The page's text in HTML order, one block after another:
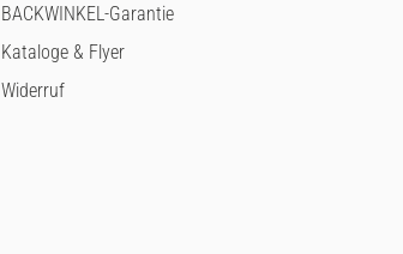
BACKWINKEL-Garantie
Kataloge & Flyer
Widerruf